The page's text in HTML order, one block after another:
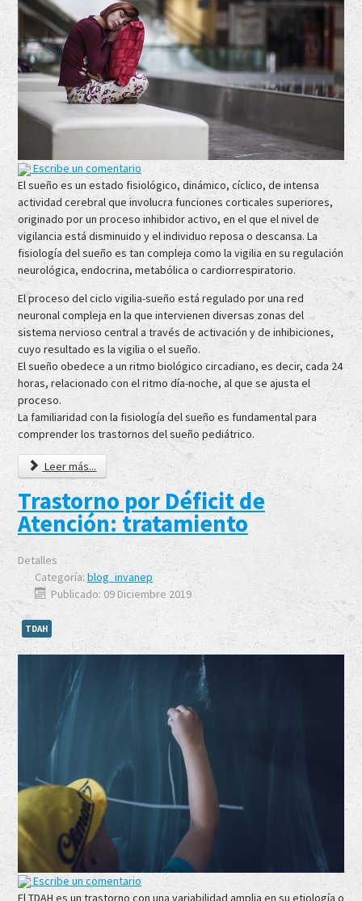
Escribe un comentario
El sueño es un estado fisiológico, dinámico, cíclico, de intensa
actividad cerebral que involucra funciones corticales superiores,
originado por un proceso inhibidor activo, en el que el nivel de
vigilancia está disminuido y el individuo reposa o descansa. La
fisiología del sueño es tan compleja como la vigilia en su regulación
neurológica, endocrina, metabólica o cardiorrespiratorio.
El proceso del ciclo vigilia-sueño está regulado por una red
neuronal compleja en la que intervienen diversas zonas del
sistema nervioso central a través de activación y de inhibiciones,
cuyo resultado es la vigilia o el sueño.
El sueño obedece a un ritmo biológico circadiano, es decir, cada 24
horas, relacionado con el ritmo día-noche, al que se ajusta el
proceso.
La familiaridad con la fisiología del sueño es fundamental para
comprender los trastornos del sueño pediátrico.
Leer más...
Trastorno por Déficit de
Atención: tratamiento
Detalles
Categoría: blog_invanep
Publicado: 09 Diciembre 2019
TDAH
Escribe un comentario
El TDAH es un trastorno con una variabilidad amplia en su etiología o